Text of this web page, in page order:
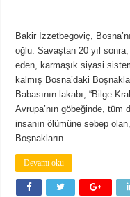
Bakir İzzetbegoviç,
oğlu. Savaştan 20 yıl
eden, karmaşık siyasi
kalmış Bosna’daki
Babasının lakabı, “Bilge
Avrupa’nın göbeğinde, tüm
insanın ölümüne sebep
Boşnakların …
Devamı oku